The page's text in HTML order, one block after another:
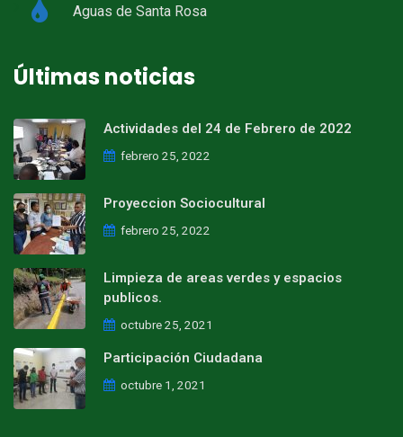
Aguas de Santa Rosa
Últimas noticias
Actividades del 24 de Febrero de 2022
febrero 25, 2022
Proyeccion Sociocultural
febrero 25, 2022
Limpieza de areas verdes y espacios
publicos.
octubre 25, 2021
Participación Ciudadana
octubre 1, 2021